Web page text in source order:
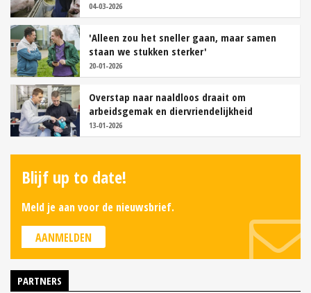
04-03-2026
'Alleen zou het sneller gaan, maar samen
staan we stukken sterker'
20-01-2026
Overstap naar naaldloos draait om
arbeidsgemak en diervriendelijkheid
13-01-2026
Blijf up to date!
Meld je aan voor de nieuwsbrief.
AANMELDEN
PARTNERS